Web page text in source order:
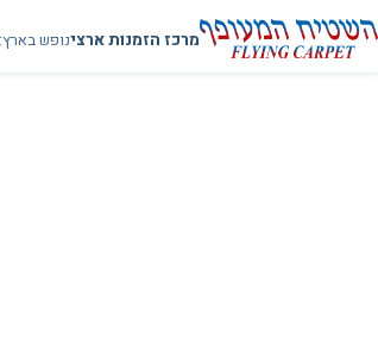
מרכז הזמנות ארצינופש בארץ